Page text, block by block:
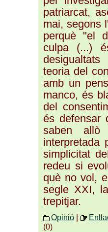
patriarcat,
mai, segons
perquè "el
culpa (...)
teoria del
amb un
manco, és
del
és defensar
saben allò
interpretada
simplicitat
redeu si
què no vol,
segle XXI,
trepitjar.
Opinió |
(0)